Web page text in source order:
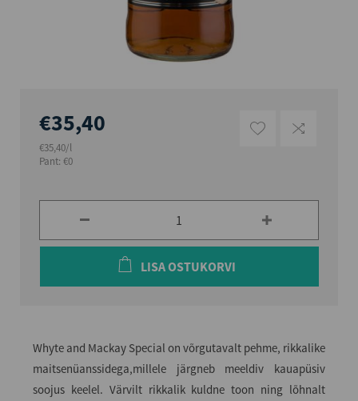
€35,40
€35,40/l
Pant: €0
LISA OSTUKORVI
Whyte and Mackay Special on võrgutavalt pehme, rikkalike
maitsenüanssidega,millele järgneb meeldiv kauapüsiv
soojus keelel. Värvilt rikkalik kuldne toon ning lõhnalt